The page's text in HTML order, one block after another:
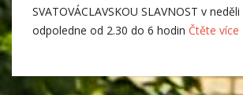
SVATOVÁCLAVSKOU SLAVNOST v
odpoledne od 2.30 do 6 hodin Čtěte více